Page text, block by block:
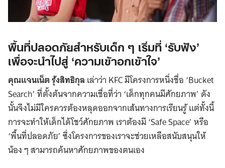
พื้นที่ปลอดภัยสำหรับเด็ก ๆ เริ่มที่ ‘รับฟัง’
เพื่อจะนำไปสู่ ‘ความเข้าอกเข้าใจ’
คุณแจนเน็ต รุ้งสิทธิกุล เล่าว่า KFC มีโครงการหนึ่งชื่อ ‘Bucket
Search’ ที่ตั้งต้นจากความเชื่อที่ว่า ‘เด็กทุกคนมีศักยภาพ’ ดัง
นั้นจึงไม่มีใครควรต้องหลุดออกจากเส้นทางการเรียนรู้ แต่ทั้งนี้
การจะทำให้เด็กได้โชว์ศักยภาพ เราต้องมี ‘Safe Space’ หรือ
‘พื้นที่ปลอดภัย’ ซึ่งโครงการของเราจะช่วยเหลือสนับสนุนให้
น้อง ๆ สามารถค้นหาศักยภาพของตนเอง